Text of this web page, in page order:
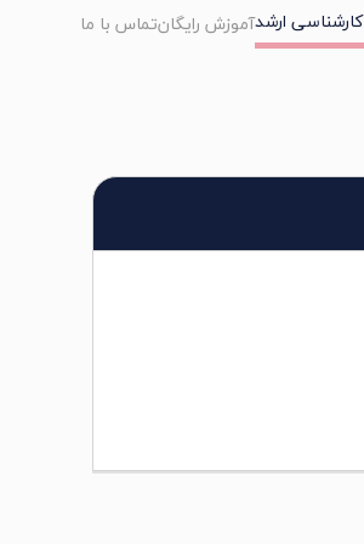
کارشناسی ارشدآموزش رایگانتماس با ما